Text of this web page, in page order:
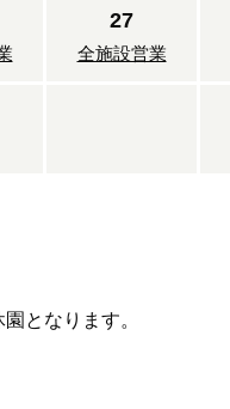
27
全施設営業
となります。